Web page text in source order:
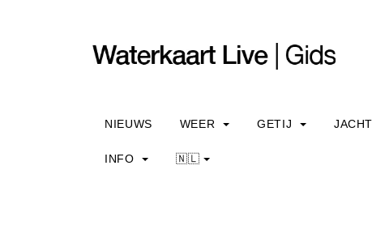
NIEUWS WEER GETIJ
INFO 🇳🇱